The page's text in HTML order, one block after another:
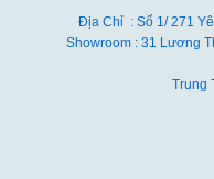
Địa Chỉ : Số 1/ 271
Showroom : 31 Lương
Trung